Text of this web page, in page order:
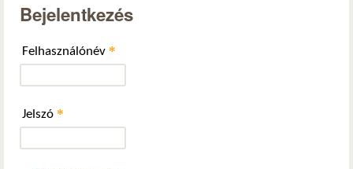
Bejelentkezés
Felhasználónév *
Jelszó *